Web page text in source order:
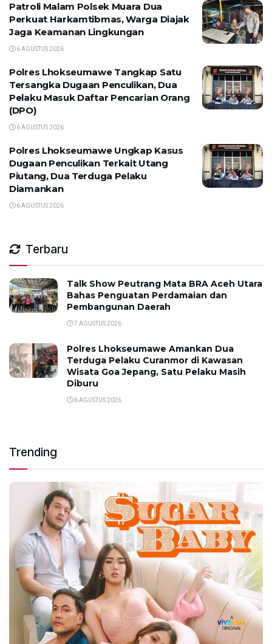
Patroli Malam Polsek Muara Dua
Perkuat Harkamtibmas, Warga Diajak
Jaga Keamanan Lingkungan
6 AGUSTUS 2026
Polres Lhokseumawe Tangkap Satu
Tersangka Dugaan Penculikan, Dua
Pelaku Masuk Daftar Pencarian Orang
(DPO)
6 AGUSTUS 2026
Polres Lhokseumawe Ungkap Kasus
Dugaan Penculikan Terkait Utang
Piutang, Dua Terduga Pelaku
Diamankan
6 AGUSTUS 2026
Terbaru
Talk Show Peutrang Mata BRA Aceh Utara
Bahas Penguatan Perdamaian dan
Pembangunan Daerah
7 AGUSTUS 2026
Polres Lhokseumawe Amankan Dua
Terduga Pelaku Curanmor di Kawasan
Wisata Goa Jepang, Satu Pelaku Masih
Diburu
6 AGUSTUS 2026
Trending